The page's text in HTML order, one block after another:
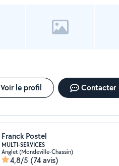
Voir le profil Contacter
Franck Postel
MULTI-SERVICES
Anglet (Mondeville-Chassin)
4,8/5 (74 avis)